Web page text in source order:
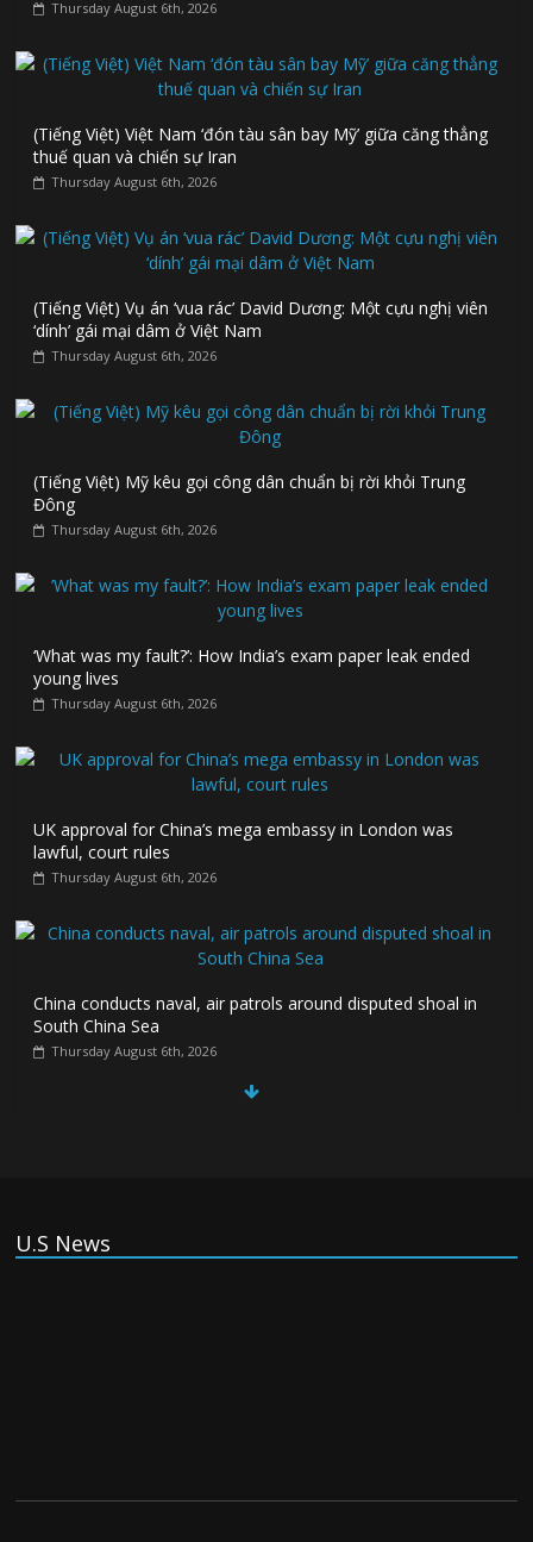
Thursday August 6th, 2026
(Tiếng Việt) Việt Nam ‘đón tàu sân bay Mỹ’ giữa căng thẳng
thuế quan và chiến sự Iran
Thursday August 6th, 2026
(Tiếng Việt) Vụ án ‘vua rác’ David Dương: Một cựu nghị viên
‘dính’ gái mại dâm ở Việt Nam
Thursday August 6th, 2026
(Tiếng Việt) Mỹ kêu gọi công dân chuẩn bị rời khỏi Trung
Đông
Thursday August 6th, 2026
‘What was my fault?’: How India’s exam paper leak ended
young lives
Thursday August 6th, 2026
UK approval for China’s mega embassy in London was
lawful, court rules
Thursday August 6th, 2026
China conducts naval, air patrols around disputed shoal in
South China Sea
Thursday August 6th, 2026
aggressors’ that could overwhelm US, book warns
U.S News